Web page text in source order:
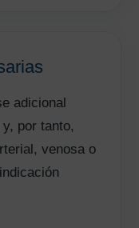
adicional
por tanto,
venosa o